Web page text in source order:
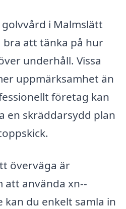
i Malmslätt
bra att tänka på hur
underhåll. Vissa
uppmärksamhet än
företag kan
en skräddarsydd plan
överväga är
att använda xn--
kan du enkelt samla in